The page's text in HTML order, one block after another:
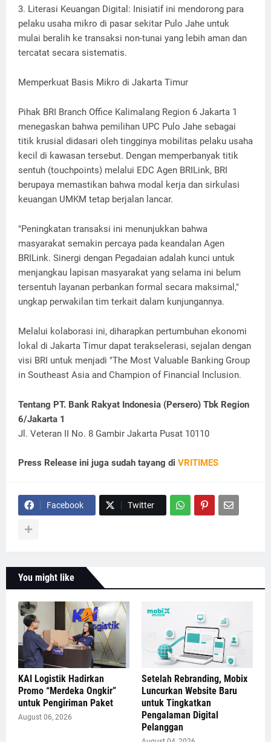
3. Literasi Keuangan Digital: Inisiatif ini mendorong para
pelaku usaha mikro di pasar sekitar Pulo Jahe untuk
mulai beralih ke transaksi non-tunai yang lebih aman dan
tercatat secara sistematis.
Memperkuat Basis Mikro di Jakarta Timur
Pihak BRI Branch Office Kalimalang Region 6 Jakarta 1
menegaskan bahwa pemilihan UPC Pulo Jahe sebagai
titik krusial didasari oleh tingginya mobilitas pelaku usaha
kecil di kawasan tersebut. Dengan memperbanyak titik
sentuh (touchpoints) melalui EDC Agen BRILink, BRI
berupaya memastikan bahwa modal kerja dan sirkulasi
keuangan UMKM tetap berjalan lancar.
"Peningkatan transaksi ini menunjukkan bahwa
masyarakat semakin percaya pada keandalan Agen
BRILink. Sinergi dengan Pegadaian adalah kunci untuk
menjangkau lapisan masyarakat yang selama ini belum
tersentuh layanan perbankan formal secara maksimal,"
ungkap perwakilan tim terkait dalam kunjungannya.
Melalui kolaborasi ini, diharapkan pertumbuhan ekonomi
lokal di Jakarta Timur dapat terakselerasi, sejalan dengan
visi BRI untuk menjadi "The Most Valuable Banking Group
in Southeast Asia and Champion of Financial Inclusion.
Tentang PT. Bank Rakyat Indonesia (Persero) Tbk Region
6/Jakarta 1
Jl. Veteran II No. 8 Gambir Jakarta Pusat 10110
Press Release ini juga sudah tayang di VRITIMES
Facebook Twitter
You might like
KAI Logistik Hadirkan
Promo “Merdeka Ongkir”
untuk Pengiriman Paket
August 06, 2026
Setelah Rebranding, Mobix
Luncurkan Website Baru
untuk Tingkatkan
Pengalaman Digital
Pelanggan